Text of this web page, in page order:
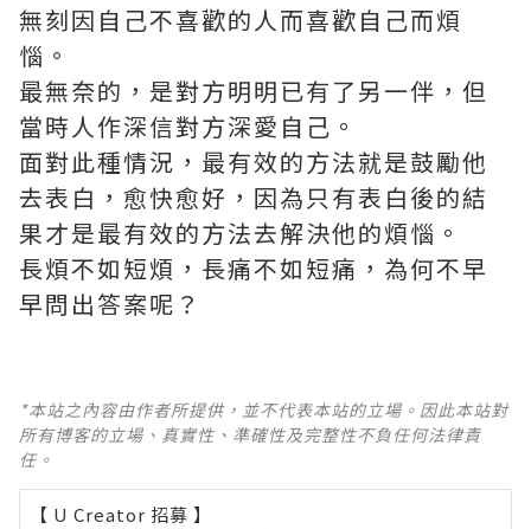
無刻因自己不喜歡的人而喜歡自己而煩
惱。
最無奈的，是對方明明已有了另一伴，但
當時人作深信對方深愛自己。
面對此種情況，最有效的方法就是鼓勵他
去表白，愈快愈好，因為只有表白後的結
果才是最有效的方法去解決他的煩惱。
長煩不如短煩，長痛不如短痛，為何不早
早問出答案呢？
*本站之內容由作者所提供，並不代表本站的立場。因此本站對
所有博客的立場、真實性、準確性及完整性不負任何法律責
任。
【 U Creator 招募 】